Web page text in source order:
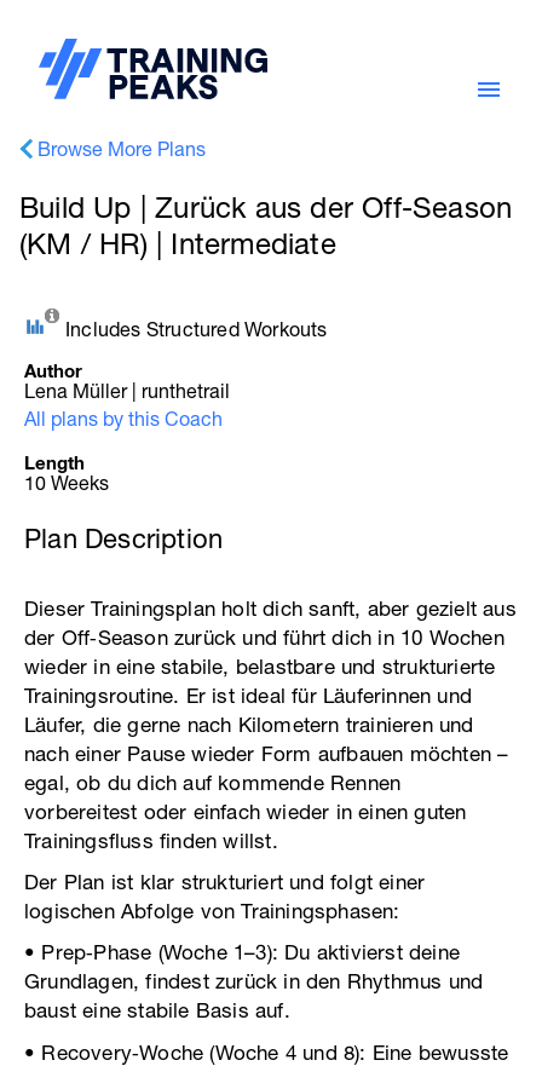
Browse More Plans
Build Up | Zurück aus der Off-Season
(KM / HR) | Intermediate
Includes Structured Workouts
Author
Lena Müller | runthetrail
All plans by this Coach
Length
10 Weeks
Plan Description
Dieser Trainingsplan holt dich sanft, aber gezielt aus
der Off‑Season zurück und führt dich in 10 Wochen
wieder in eine stabile, belastbare und strukturierte
Trainingsroutine. Er ist ideal für Läuferinnen und
Läufer, die gerne nach Kilometern trainieren und
nach einer Pause wieder Form aufbauen möchten –
egal, ob du dich auf kommende Rennen
vorbereitest oder einfach wieder in einen guten
Trainingsfluss finden willst.
Der Plan ist klar strukturiert und folgt einer
logischen Abfolge von Trainingsphasen:
• Prep‑Phase (Woche 1–3): Du aktivierst deine
Grundlagen, findest zurück in den Rhythmus und
baust eine stabile Basis auf.
• Recovery‑Woche (Woche 4 und 8): Eine bewusste